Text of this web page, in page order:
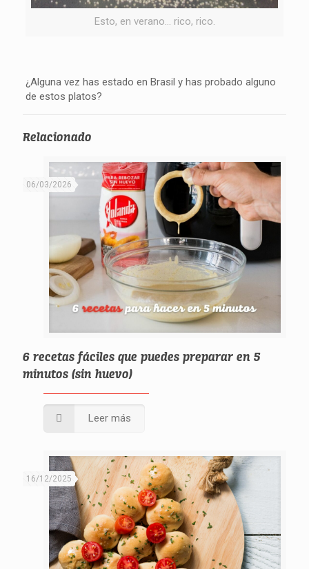
Esto, en verano… rico, rico.
¿Alguna vez has estado en Brasil y has probado alguno
de estos platos?
Relacionado
06/03/2026
6 recetas fáciles que puedes preparar en 5
minutos (sin huevo)
Leer más
16/12/2025